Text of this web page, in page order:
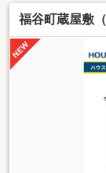
福谷町蔵屋敷